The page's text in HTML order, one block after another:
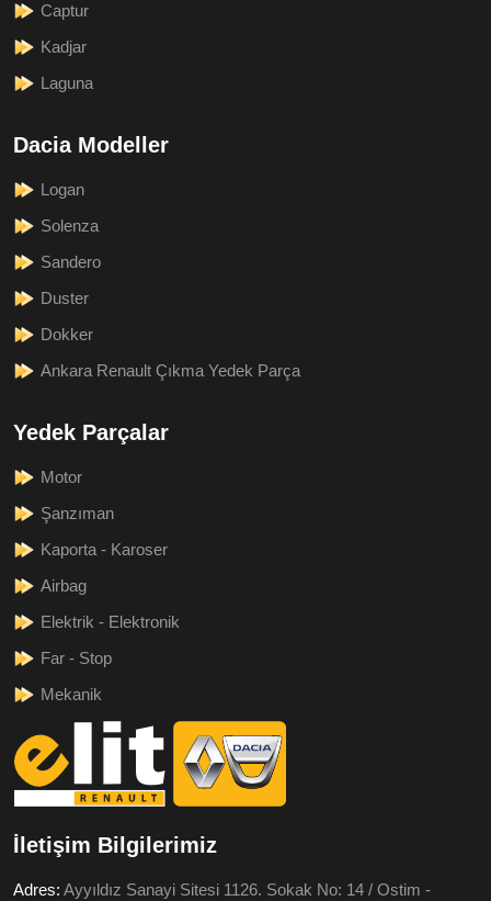
Captur
Kadjar
Laguna
Dacia Modeller
Logan
Solenza
Sandero
Duster
Dokker
Ankara Renault Çıkma Yedek Parça
Yedek Parçalar
Motor
Şanzıman
Kaporta - Karoser
Airbag
Elektrik - Elektronik
Far - Stop
Mekanik
İletişim Bilgilerimiz
Adres: Ayyıldız Sanayi Sitesi 1126. Sokak No: 14 / Ostim -